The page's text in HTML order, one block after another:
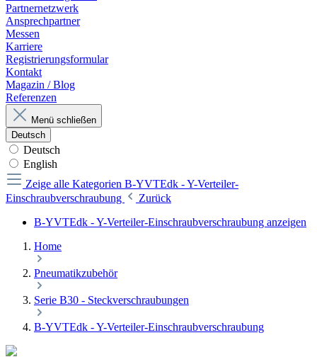
Partnernetzwerk
Ansprechpartner
Messen
Karriere
Registrierungsformular
Kontakt
Magazin / Blog
Referenzen
Menü schließen
Deutsch
Deutsch
English
Zeige alle Kategorien B-YVTEdk - Y-Verteiler-
Einschraubverschraubung
Zurück
B-YVTEdk - Y-Verteiler-Einschraubverschraubung anzeigen
Home
Pneumatikzubehör
Serie B30 - Steckverschraubungen
B-YVTEdk - Y-Verteiler-Einschraubverschraubung